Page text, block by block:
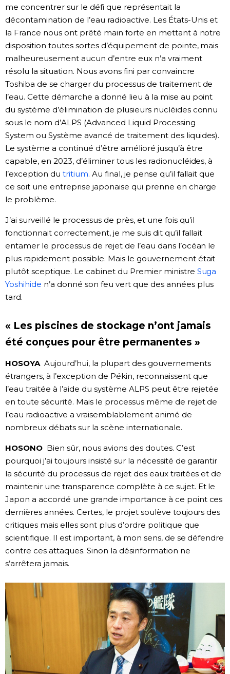
me concentrer sur le défi que représentait la
décontamination de l’eau radioactive. Les États-Unis et
la France nous ont prêté main forte en mettant à notre
disposition toutes sortes d’équipement de pointe, mais
malheureusement aucun d’entre eux n’a vraiment
résolu la situation. Nous avons fini par convaincre
Toshiba de se charger du processus de traitement de
l’eau. Cette démarche a donné lieu à la mise au point
du système d’élimination de plusieurs nucléides connu
sous le nom d’ALPS (Advanced Liquid Processing
System ou Système avancé de traitement des liquides).
Le système a continué d’être amélioré jusqu’à être
capable, en 2023, d’éliminer tous les radionucléides, à
l’exception du tritium. Au final, je pense qu’il fallait que
ce soit une entreprise japonaise qui prenne en charge
le problème.
J’ai surveillé le processus de près, et une fois qu’il
fonctionnait correctement, je me suis dit qu’il fallait
entamer le processus de rejet de l’eau dans l’océan le
plus rapidement possible. Mais le gouvernement était
plutôt sceptique. Le cabinet du Premier ministre Suga
Yoshihide n’a donné son feu vert que des années plus
tard.
« Les piscines de stockage n’ont jamais
été conçues pour être permanentes »
HOSOYAAujourd’hui, la plupart des gouvernements
étrangers, à l’exception de Pékin, reconnaissent que
l’eau traitée à l’aide du système ALPS peut être rejetée
en toute sécurité. Mais le processus même de rejet de
l’eau radioactive a vraisemblablement animé de
nombreux débats sur la scène internationale.
HOSONOBien sûr, nous avions des doutes. C’est
pourquoi j’ai toujours insisté sur la nécessité de garantir
la sécurité du processus de rejet des eaux traitées et de
maintenir une transparence complète à ce sujet. Et le
Japon a accordé une grande importance à ce point ces
dernières années. Certes, le projet soulève toujours des
critiques mais elles sont plus d’ordre politique que
scientifique. Il est important, à mon sens, de se défendre
contre ces attaques. Sinon la désinformation ne
s’arrêtera jamais.